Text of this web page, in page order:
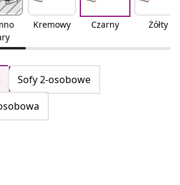
Kremowy Czarny Żółty
Sofy 2-osobowe